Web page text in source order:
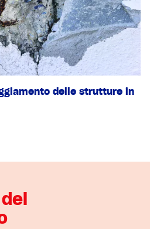
delle strutture in